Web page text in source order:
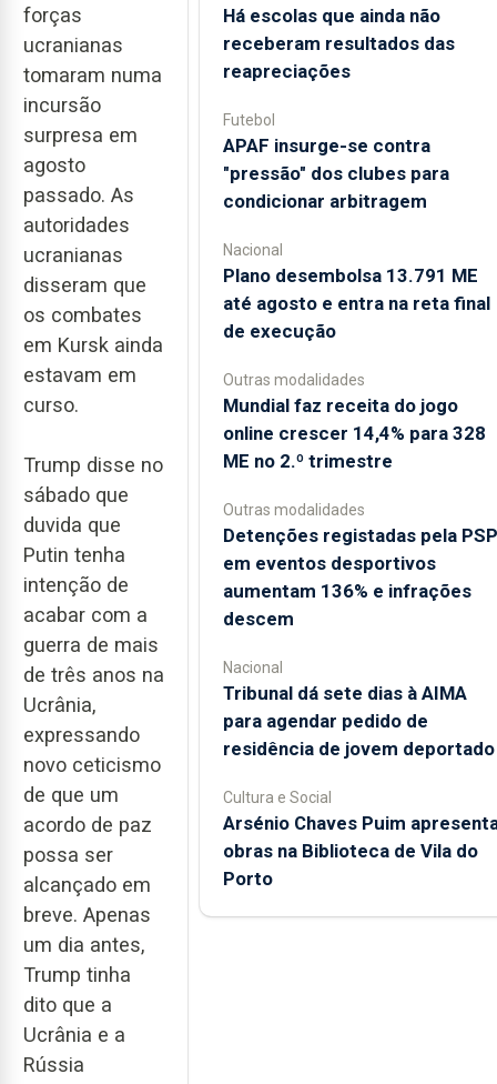
forças
ucranianas
tomaram numa
incursão
surpresa em
agosto
passado. As
autoridades
ucranianas
disseram que
os combates
em Kursk ainda
estavam em
curso.
Trump disse no
sábado que
duvida que
Putin tenha
intenção de
acabar com a
guerra de mais
de três anos na
Ucrânia,
expressando
novo ceticismo
de que um
acordo de paz
possa ser
alcançado em
breve. Apenas
um dia antes,
Trump tinha
dito que a
Ucrânia e a
Rússia
Há escolas que ainda não
receberam resultados das
reapreciações
Futebol
APAF insurge-se contra
"pressão" dos clubes para
condicionar arbitragem
Nacional
Plano desembolsa 13.791 ME
até agosto e entra na reta final
de execução
Outras modalidades
Mundial faz receita do jogo
online crescer 14,4% para 328
ME no 2.º trimestre
Outras modalidades
Detenções registadas pela PSP
em eventos desportivos
aumentam 136% e infrações
descem
Nacional
Tribunal dá sete dias à AIMA
para agendar pedido de
residência de jovem deportado
Cultura e Social
Arsénio Chaves Puim
obras na Biblioteca de Vila do
Porto